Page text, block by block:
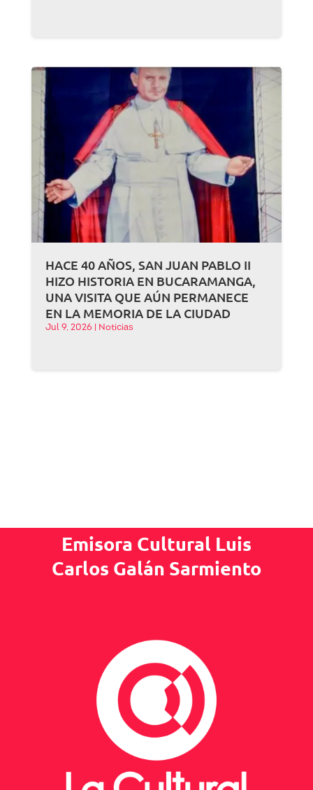
HACE 40 AÑOS, SAN JUAN PABLO II
HIZO HISTORIA EN BUCARAMANGA,
UNA VISITA QUE AÚN PERMANECE
EN LA MEMORIA DE LA CIUDAD
Jul 9, 2026 Noticias
Emisora Cultural Luis
Carlos Galán Sarmiento